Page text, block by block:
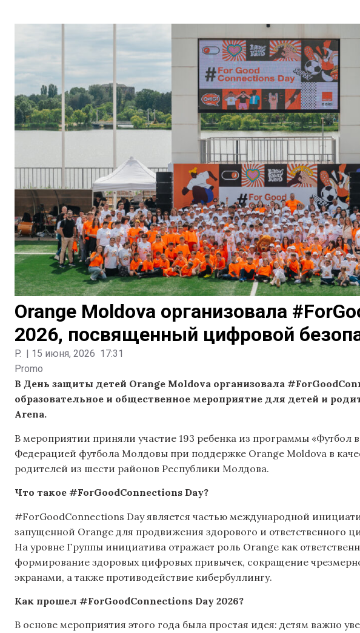
Orange Moldova организовала
2026, посвященный цифровой
P. 15 июня, 2026 17:31
Promo
В День защиты детей Orange Moldova организовала
образовательное и общественное мероприятие для детей и
Arena.
В мероприятии приняли участие 193 ребенка из программы «Футбол
Федерацией футбола Молдовы при поддержке Orange Moldova в
родителей из шести районов Республики Молдова.
Что такое #ForGoodConnections Day?
#ForGoodConnections Day является частью международной
запущенной Orange для продвижения здорового и ответственного
На уровне Группы инициатива отражает роль Orange как
формирование здоровых цифровых привычек, сокращение
экранами, а также противодействие кибербуллингу.
Как прошел #ForGoodConnections Day 2026?
В основе мероприятия этого года была простая идея: детям важно